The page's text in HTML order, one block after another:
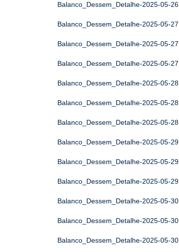
Balanco_Dessem_Detalhe-2025-05-26
Balanco_Dessem_Detalhe-2025-05-27
Balanco_Dessem_Detalhe-2025-05-27
Balanco_Dessem_Detalhe-2025-05-27
Balanco_Dessem_Detalhe-2025-05-28
Balanco_Dessem_Detalhe-2025-05-28
Balanco_Dessem_Detalhe-2025-05-28
Balanco_Dessem_Detalhe-2025-05-29
Balanco_Dessem_Detalhe-2025-05-29
Balanco_Dessem_Detalhe-2025-05-29
Balanco_Dessem_Detalhe-2025-05-30
Balanco_Dessem_Detalhe-2025-05-30
Balanco_Dessem_Detalhe-2025-05-30